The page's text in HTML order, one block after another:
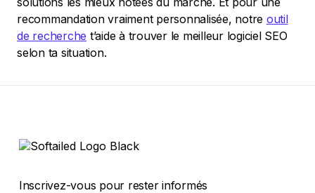
recommandation vraiment personnalisée, notre outil
de recherche t’aide à trouver le meilleur logiciel SEO
selon ta situation.
Inscrivez-vous pour rester informés